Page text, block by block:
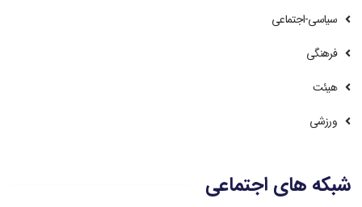
سیاسی-اجتماعی
فرهنگی
هیئت
ورزشی
شبکه های اجتماعی